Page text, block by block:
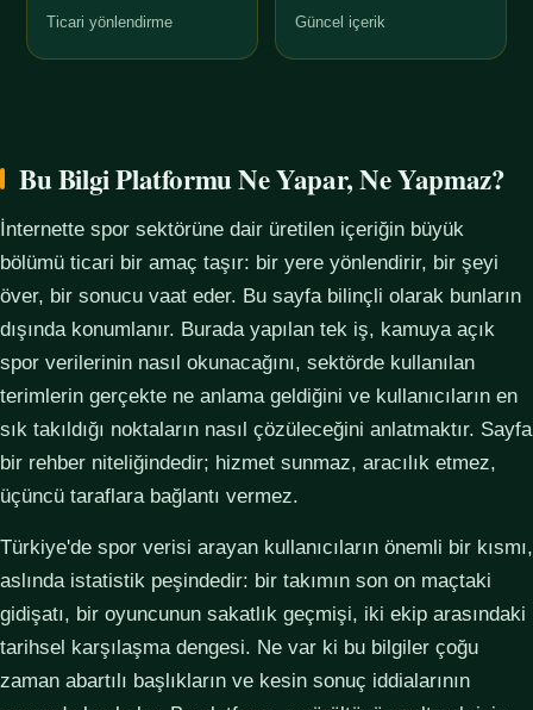
Ticari yönlendirme Güncel içerik
Bu Bilgi Platformu Ne Yapar, Ne Yapmaz?
İnternette spor sektörüne dair üretilen içeriğin büyük
bölümü ticari bir amaç taşır: bir yere yönlendirir, bir şeyi
över, bir sonucu vaat eder. Bu sayfa bilinçli olarak bunların
dışında konumlanır. Burada yapılan tek iş, kamuya açık
spor verilerinin nasıl okunacağını, sektörde kullanılan
terimlerin gerçekte ne anlama geldiğini ve kullanıcıların en
sık takıldığı noktaların nasıl çözüleceğini anlatmaktır. Sayfa
bir rehber niteliğindedir; hizmet sunmaz, aracılık etmez,
üçüncü taraflara bağlantı vermez.
Türkiye'de spor verisi arayan kullanıcıların önemli bir kısmı,
aslında istatistik peşindedir: bir takımın son on maçtaki
gidişatı, bir oyuncunun sakatlık geçmişi, iki ekip arasındaki
tarihsel karşılaşma dengesi. Ne var ki bu bilgiler çoğu
zaman abartılı başlıkların ve kesin sonuç iddialarının